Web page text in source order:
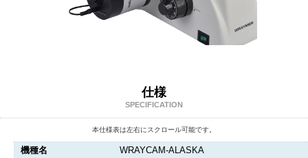
仕様
SPECIFICATION
本仕様表は左右にスクロール可能です。
機種名 WRAYCAM-ALASKA